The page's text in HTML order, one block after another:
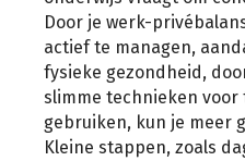
Door je werk-
actief te managen,
fysieke gezondheid,
slimme technieken
gebruiken, kun je meer
Kleine stappen, zoals